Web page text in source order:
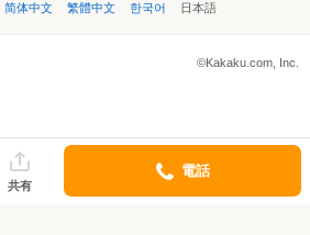
简体中文 繁體中文 한국어 日本語
©Kakaku.com, Inc.
共有
電話